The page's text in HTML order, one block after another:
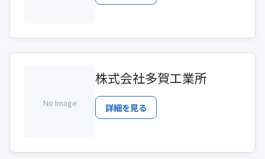
No Image
株式会社多賀工業所
詳細を見る